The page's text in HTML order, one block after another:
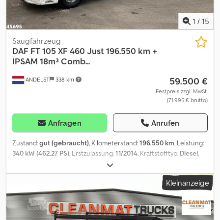
ABHOLUNG NACH ANZAHLUNG IN MAX. 10TAGEN !
ZWISCHENVERKAUF VORBEHALTEN ! Keine Rückvergütung von
Anzahlung oder Fahrtkosten ! STANDKOSTEN PRO TAG :75 EURO
1 / 15
ANDELST 338 km
Saugfahrzeug
DAF FT 105 XF 460 Just 196.550 km +
IPSAM 18m³ Comb...
59.500 €
Festpreis zzgl. MwSt.
(71.995 € brutto)
Anfragen Anrufen
Zustand:gut (gebraucht), Kilometerstand:196.550 km, Leistung:
340 kW (462,27 PS), Erstzulassung:11/2014, Kraftstofftyp: Diesel,
, Achsen-Konfiguration:
3.800 mm, Kraftstoff:Diesel, Fahrerkabine:Schlafkabine,
, Federung:
Blatt-Luft, Anzahl der Sitzplätze:2, Gesamtlänge:6.200 mm
Gesamtbreite:2.500 mm, Gesamthöhe:3.700 mm, zulässige
Achslast (Achse 1):7.500 kg, zulässige Achslast (Achse 2):11.500
Kleinanzeige